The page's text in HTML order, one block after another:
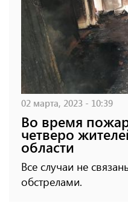
02 марта, 2023 - 10:39
Во время
четверо
области
Все случаи не
обстрелами.